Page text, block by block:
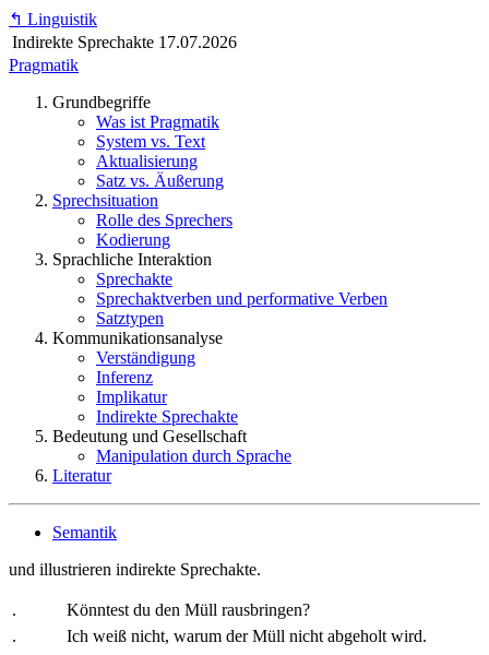
↰ Linguistik
Indirekte Sprechakte 17.07.2026
Pragmatik
Grundbegriffe
Was ist Pragmatik
System vs. Text
Aktualisierung
Satz vs. Äußerung
Sprechsituation
Rolle des Sprechers
Kodierung
Sprachliche Interaktion
Sprechakte
Sprechaktverben und performative Verben
Satztypen
Kommunikationsanalyse
Verständigung
Inferenz
Implikatur
Indirekte Sprechakte
Bedeutung und Gesellschaft
Manipulation durch Sprache
Literatur
Semantik
und illustrieren indirekte Sprechakte.
.
Könntest du den Müll rausbringen?
.
Ich weiß nicht, warum der Müll nicht abgeholt wird.